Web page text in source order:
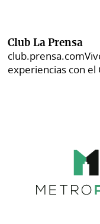
Club La Prensa
club.prensa.com
experiencias con el